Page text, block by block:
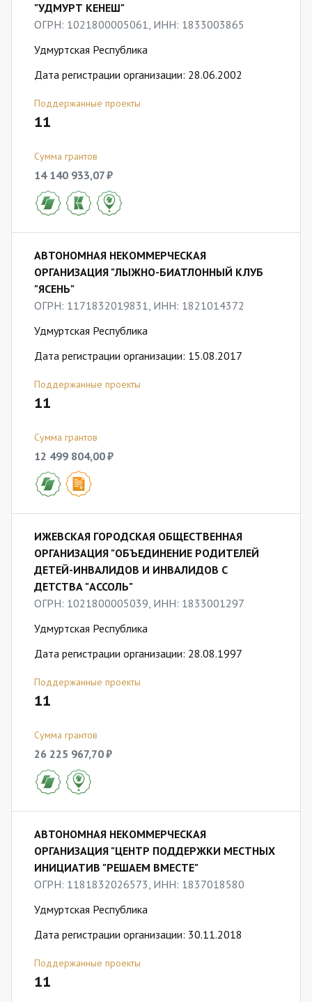
"УДМУРТ КЕНЕШ"
ОГРН: 1021800005061, ИНН: 1833003865
Удмуртская Республика
Дата регистрации организации: 28.06.2002
Поддержанные проекты
11
Сумма грантов
14 140 933,07 ₽
АВТОНОМНАЯ НЕКОММЕРЧЕСКАЯ
ОРГАНИЗАЦИЯ "ЛЫЖНО-БИАТЛОННЫЙ КЛУБ
"ЯСЕНЬ"
ОГРН: 1171832019831, ИНН: 1821014372
Удмуртская Республика
Дата регистрации организации: 15.08.2017
Поддержанные проекты
11
Сумма грантов
12 499 804,00 ₽
ИЖЕВСКАЯ ГОРОДСКАЯ ОБЩЕСТВЕННАЯ
ОРГАНИЗАЦИЯ "ОБЪЕДИНЕНИЕ РОДИТЕЛЕЙ
ДЕТЕЙ-ИНВАЛИДОВ И ИНВАЛИДОВ С
ДЕТСТВА "АССОЛЬ"
ОГРН: 1021800005039, ИНН: 1833001297
Удмуртская Республика
Дата регистрации организации: 28.08.1997
Поддержанные проекты
11
Сумма грантов
26 225 967,70 ₽
АВТОНОМНАЯ НЕКОММЕРЧЕСКАЯ
ОРГАНИЗАЦИЯ "ЦЕНТР ПОДДЕРЖКИ МЕСТНЫХ
ИНИЦИАТИВ "РЕШАЕМ ВМЕСТЕ"
ОГРН: 1181832026573, ИНН: 1837018580
Удмуртская Республика
Дата регистрации организации: 30.11.2018
Поддержанные проекты
11